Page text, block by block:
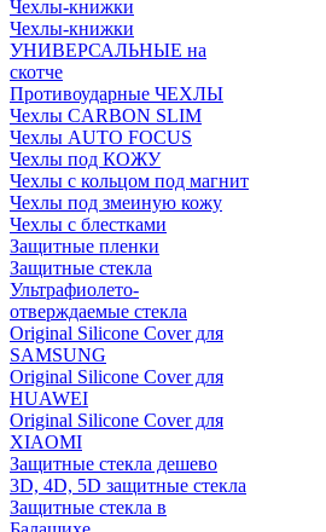
Чехлы-книжки
Чехлы-книжки
УНИВЕРСАЛЬНЫЕ на
скотче
Противоударные ЧЕХЛЫ
Чехлы CARBON SLIM
Чехлы AUTO FOCUS
Чехлы под КОЖУ
Чехлы с кольцом под магнит
Чехлы под змеиную кожу
Чехлы с блестками
Защитные пленки
Защитные стекла
Ультрафиолето-
отверждаемые стекла
Original Silicone Cover для
SAMSUNG
Original Silicone Cover для
HUAWEI
Original Silicone Cover для
XIAOMI
Защитные стекла дешево
3D, 4D, 5D защитные стекла
Защитные стекла в